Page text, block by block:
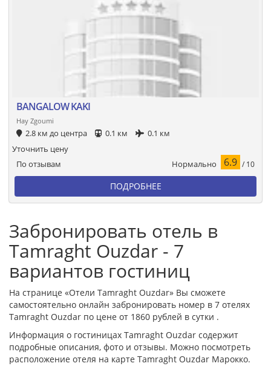
BANGALOW KAKI
Hay Zgoumi
2.8 км до центра 0.1 км 0.1 км
По отзывам Нормально 6.9 / 10
Уточнить цену
ПОДРОБНЕЕ
Забронировать отель в
Tamraght Ouzdar - 7
вариантов гостиниц
На странице «Отели Tamraght Ouzdar» Вы сможете
самостоятельно онлайн забронировать номер в 7 отелях
Tamraght Ouzdar по цене от 1860 рублей в сутки .
Информация о гостиницах Tamraght Ouzdar содержит
подробные описания, фото и отзывы. Можно посмотреть
расположение отеля на карте Tamraght Ouzdar Марокко.